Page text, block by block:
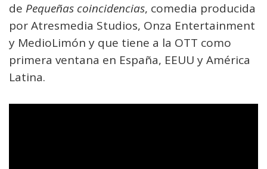
de Pequeñas coincidencias, comedia producida
por Atresmedia Studios, Onza Entertainment
y MedioLimón y que tiene a la OTT como
primera ventana en España, EEUU y América
Latina.